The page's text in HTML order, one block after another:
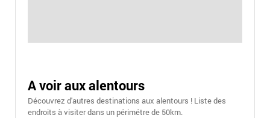
A voir aux alentours
Découvrez d'autres destinations aux alentours ! Liste des
endroits à visiter dans un périmétre de 50km.